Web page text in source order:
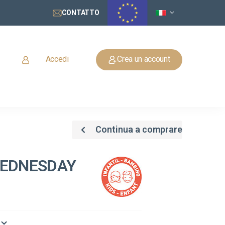
CONTATTO
Accedi Crea un account
Continua a comprare